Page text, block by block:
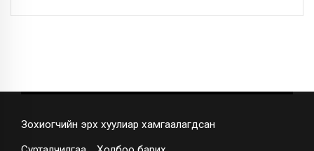
Зохиогчийн эрх хуулиар хамгаалагдсан